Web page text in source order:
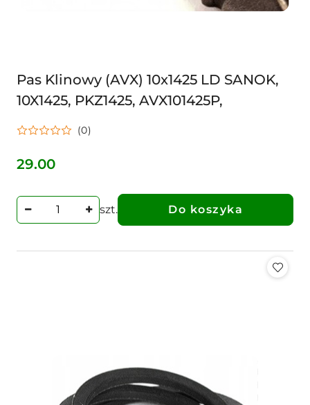
Pas Klinowy (AVX) 10x1425 LD SANOK,
10X1425, PKZ1425, AVX101425P,
(0)
Cena:
29.00
szt. Do koszyka